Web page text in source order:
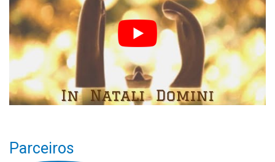
Parceiros